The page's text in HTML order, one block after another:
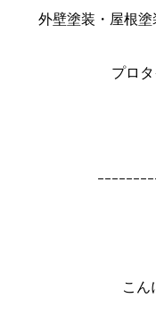
外壁塗装・屋根
プロ
ｰｰｰｰｰｰｰ
こん